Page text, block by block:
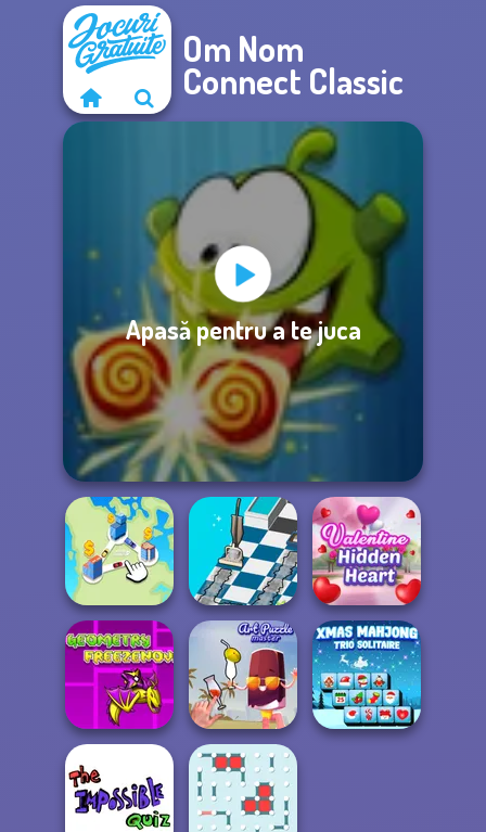
Om Nom
Connect Classic
Apasă pentru a te juca
State Connect
Dusty Maze
Hunter
Valentine Hidden
Heart
Geometry Dash:
FreezeNova
Game
Art Puzzle Master